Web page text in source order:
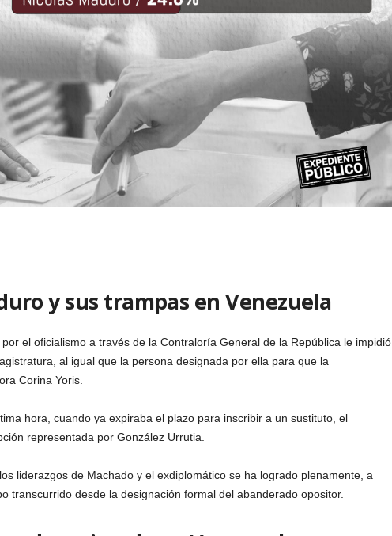
y sus trampas en Venezuela
el oficialismo a través de la Contraloría General de la República le impidió
al igual que la persona designada por ella para que la
Corina Yoris.
hora, cuando ya expiraba el plazo para inscribir a un sustituto, el
representada por González Urrutia.
liderazgos de Machado y el exdiplomático se ha logrado plenamente, a
transcurrido desde la designación formal del abanderado opositor.